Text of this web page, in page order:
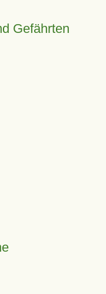
Gefährten